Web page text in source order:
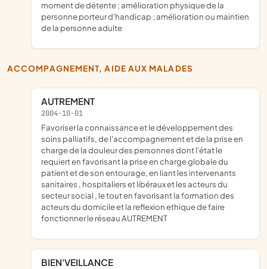
moment de détente ; amélioration physique de la
personne porteur d'handicap ; amélioration ou maintien
de la personne adulte
ACCOMPAGNEMENT, AIDE AUX MALADES
AUTREMENT
2004-10-01
favoriser la connaissance et le développement des
soins palliatifs, de l'accompagnement et de la prise en
charge de la douleur des personnes dont l'état le
requiert en favorisant la prise en charge globale du
patient et de son entourage, en liant les intervenants
sanitaires , hospitaliers et libéraux et les acteurs du
secteur social , le tout en favorisant la formation des
acteurs du domicile et la reflexion ethique de faire
fonctionner le réseau AUTREMENT
BIEN'VEILLANCE